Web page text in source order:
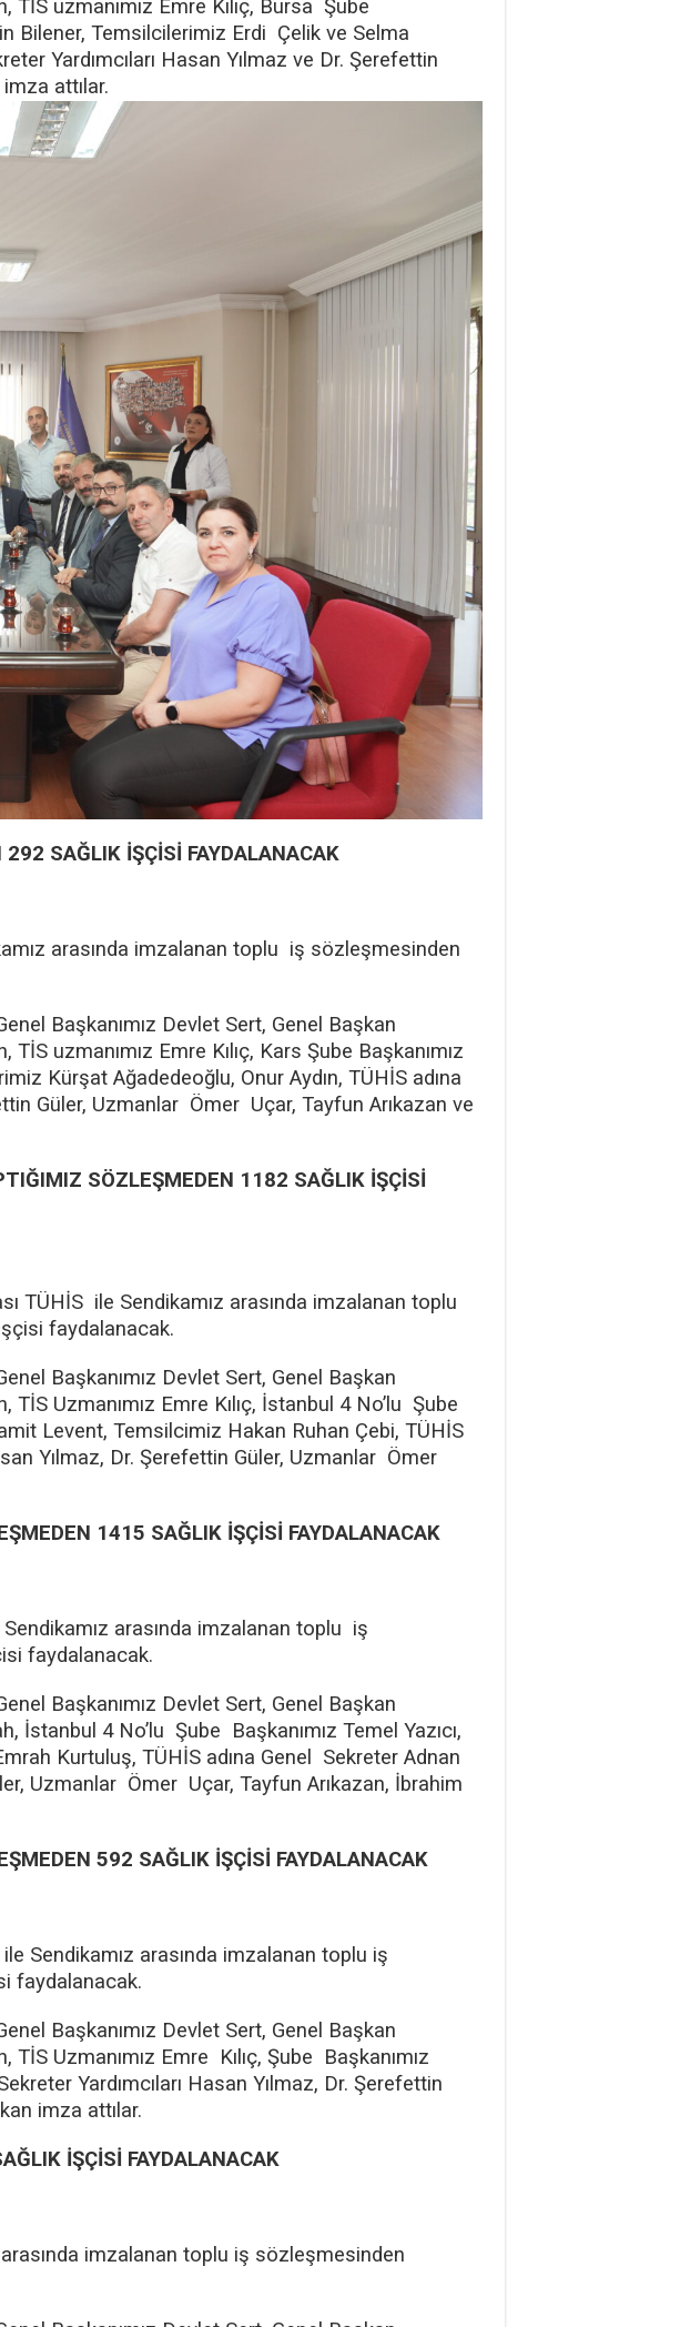
TİS uzmanımız Emre Kılıç, Bursa Şube
Bilener, Temsilcilerimiz Erdi Çelik ve Selma
Yardımcıları Hasan Yılmaz ve Dr. Şerefettin
attılar.
SAĞLIK İŞÇİSİ FAYDALANACAK
arasında imzalanan toplu iş sözleşmesinden
Başkanımız Devlet Sert, Genel Başkan
TİS uzmanımız Emre Kılıç, Kars Şube Başkanımız
Kürşat Ağadedeoğlu, Onur Aydın, TÜHİS adına
Güler, Uzmanlar Ömer Uçar, Tayfun Arıkazan ve
SÖZLEŞMEDEN 1182 SAĞLIK İŞÇİSİ
TÜHİS ile Sendikamız arasında imzalanan toplu
faydalanacak.
Başkanımız Devlet Sert, Genel Başkan
TİS Uzmanımız Emre Kılıç, İstanbul 4 No’lu Şube
Levent, Temsilcimiz Hakan Ruhan Çebi, TÜHİS
Yılmaz, Dr. Şerefettin Güler, Uzmanlar Ömer
1415 SAĞLIK İŞÇİSİ FAYDALANACAK
arasında imzalanan toplu iş
faydalanacak.
Başkanımız Devlet Sert, Genel Başkan
İstanbul 4 No’lu Şube Başkanımız Temel Yazıcı,
Kurtuluş, TÜHİS adına Genel Sekreter Adnan
Uzmanlar Ömer Uçar, Tayfun Arıkazan, İbrahim
592 SAĞLIK İŞÇİSİ FAYDALANACAK
Sendikamız arasında imzalanan toplu iş
faydalanacak.
Başkanımız Devlet Sert, Genel Başkan
TİS Uzmanımız Emre Kılıç, Şube Başkanımız
Yardımcıları Hasan Yılmaz, Dr. Şerefettin
imza attılar.
İŞÇİSİ FAYDALANACAK
imzalanan toplu iş sözleşmesinden